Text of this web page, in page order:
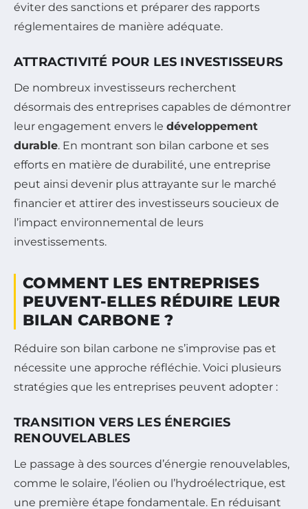
éviter des sanctions et préparer des rapports
réglementaires de manière adéquate.
ATTRACTIVITÉ POUR LES INVESTISSEURS
De nombreux investisseurs recherchent
désormais des entreprises capables de démontrer
leur engagement envers le développement
durable. En montrant son bilan carbone et ses
efforts en matière de durabilité, une entreprise
peut ainsi devenir plus attrayante sur le marché
financier et attirer des investisseurs soucieux de
l’impact environnemental de leurs
investissements.
COMMENT LES ENTREPRISES
PEUVENT-ELLES RÉDUIRE LEUR
BILAN CARBONE ?
Réduire son bilan carbone ne s’improvise pas et
nécessite une approche réfléchie. Voici plusieurs
stratégies que les entreprises peuvent adopter :
TRANSITION VERS LES ÉNERGIES
RENOUVELABLES
Le passage à des sources d’énergie renouvelables,
comme le solaire, l’éolien ou l’hydroélectrique, est
une première étape fondamentale. En réduisant